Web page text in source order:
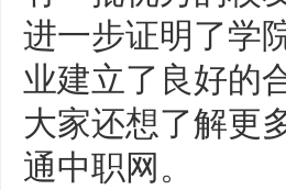
进一步证明了学
业建立了良好的
大家还想了解更
通中职网。